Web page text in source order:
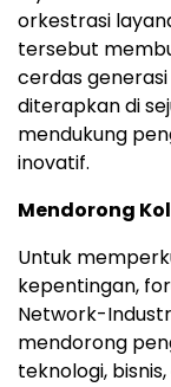
orkestrasi
tersebut
cerdas
diterapkan di
mendukung
inovatif.
Mendorong
Untuk
kepentingan,
Network-
mendorong
teknologi,